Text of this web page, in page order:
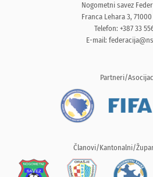
Nogometni savez
Franca Lehara 3,
Telefon: +387 33
E-mail:
Partneri/
Članovi/Kantonalni/